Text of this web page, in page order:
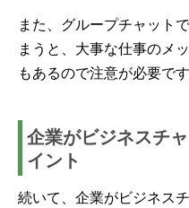
また、グループチャット
まうと、大事な仕事のメ
もあるので注意が必要です
企業がビジネスチ
イント
続いて、企業がビジネス